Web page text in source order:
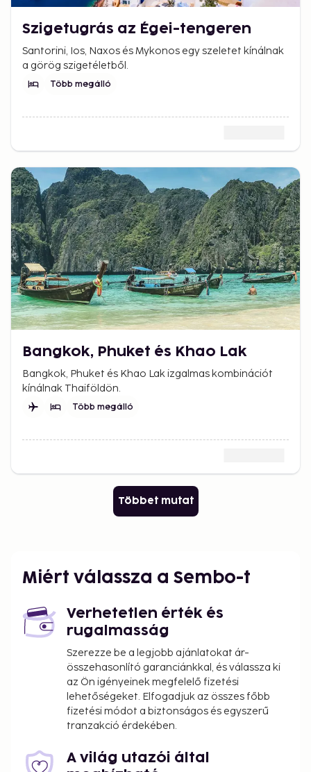
Szigetugrás az Égei-tengeren
Santorini, Ios, Naxos és Mykonos egy szeletet kínálnak
a görög szigetéletből.
Több megálló
Bangkok, Phuket és Khao Lak
Bangkok, Phuket és Khao Lak izgalmas kombinációt
kínálnak Thaiföldön.
Több megálló
Többet mutat
Miért válassza a Sembo-t
Verhetetlen érték és
rugalmasság
Szerezze be a legjobb ajánlatokat ár-
összehasonlító garanciánkkal, és válassza ki
az Ön igényeinek megfelelő fizetési
lehetőségeket. Elfogadjuk az összes főbb
fizetési módot a biztonságos és egyszerű
tranzakció érdekében.
A világ utazói által